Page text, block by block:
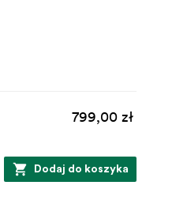
799,00 zł
Dodaj do koszyka